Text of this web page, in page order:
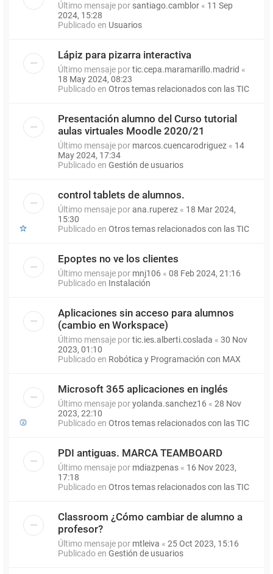
Último mensaje por santiago.camblor « 11 Sep
2024, 15:28
Publicado en Usuarios
Lápiz para pizarra interactiva
Último mensaje portic.cepa.maramarillo.madrid «
18 May 2024, 08:23
Publicado en Otros temas relacionados con las TIC
Presentación alumno del Curso tutorial
aulas virtuales Moodle 2020/21
Último mensaje por marcos.cuencarodriguez « 14
May 2024, 17:34
Publicado en Gestión de usuarios
control tablets de alumnos.
Último mensaje porana.ruperez « 18 Mar 2024,
15:30
Publicado en Otros temas relacionados con las TIC
Epoptes no ve los clientes
Último mensaje por mnj106 « 08 Feb 2024, 21:16
Publicado en Instalación
Aplicaciones sin acceso para alumnos
(cambio en Workspace)
Último mensaje portic.ies.alberti.coslada « 30 Nov
2023, 01:10
Publicado en Robótica y Programación con MAX
Microsoft 365 aplicaciones en inglés
Último mensaje poryolanda.sanchez16 « 28 Nov
2023, 22:10
Publicado en Otros temas relacionados con las TIC
PDI antiguas. MARCA TEAMBOARD
Último mensaje por mdiazpenas « 16 Nov 2023,
17:18
Publicado en Otros temas relacionados con las TIC
Classroom ¿Cómo cambiar de alumno a
profesor?
Último mensaje por mtleiva « 25 Oct 2023, 15:16
Publicado en Gestión de usuarios